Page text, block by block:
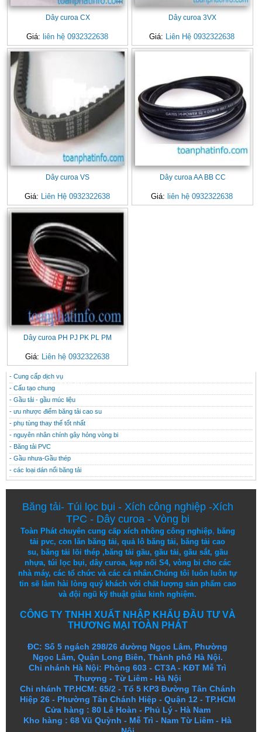
Dây curoa CX
Giá: liên hệ 0932322638
Dây curoa 3VX
Giá: Liên Hệ 0932322638
Dây curoa VS
Giá: Liên Hệ 0932322638
Dây curoa AA BB CC
Giá: liên hệ 0932322638
Dây curoa PH PJ PK PL PM
Giá: Liên hệ 0932322638
CONTACT
THÔNG TIN HỮU ÍCH
- Cung cấp dịch vụ
- Cấu tạo chung
- Gầu tải - gầu múc liệu
- ưu nhược điểm băng tải cao su
- phụ tùng thay thế tốt nhất
- nguyên nhân chính gây hỏng vòng bi
- Băng tải PVC
- Gầu nhưa-Gầu thép
- các loại dán nối băng tải
Băng tải- Túi lọc bụi - Xích công nghiệp-Xích
TPC - Dây curoa - Vòng bi
Toàn Phát chuyên cung cấp xích nhông công nghiệp, băng
tải pvc,con lăn băng tải,quả lô băng tải, băng tải cao
su, băng tải lõi thép,băng tải gầu, gầu tải, gầu sắt, gầu
nhựa, túi lọc bụi, dây curoa, kẹp nối S4, vòng bi cho các
nhà máy, các tổ chức và các cá nhân.Chúng tôi luôn luôn tự
tin sẽ làm hài lòng quý khách với chất lượng sảnphẩm cao
và đội ngũ kỹ thuật giàu kinh nghiệm.
CÔNG TY TNHH XUẤT NHẬP KHẨU ĐẦU TƯ VÀ
THƯƠNG MẠI TOÀN PHÁT
ĐC: Số 5 ngách 298/26 đường Ngọc Lâm, Phường
Ngọc Lâm, Quận Long Biên, Thành phố Hà Nội.
Chi nhánh Hà Nội: Phòng 603 - CT3A - KĐT Mễ Trì
Thượng - Từ Liêm - Hà Nội
Chi nhánh TP.HCM: 65/2 - Tổ 5 KP3 Đường Tân Chánh
Hiệp 26 - Phường Tân Chánh Hiệp - Quận 12 - TP.HCM
Cửa hàng : 80 Lê Hoàn - Phủ Lý - Hà Nam
Kho hàng :68 Vũ Quỳnh - Mễ Trì - Nam Từ Liêm - Hà